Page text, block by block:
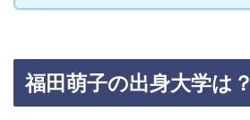
福田萌子の出身大学は？